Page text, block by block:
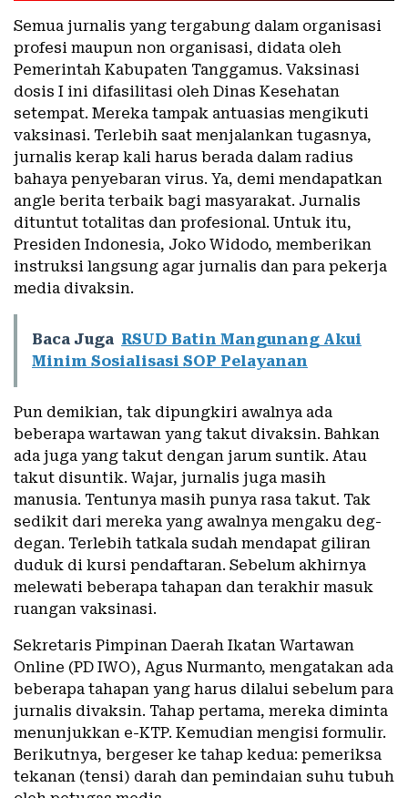
Semua jurnalis yang tergabung dalam organisasi
profesi maupun non organisasi, didata oleh
Pemerintah Kabupaten Tanggamus. Vaksinasi
dosis I ini difasilitasi oleh Dinas Kesehatan
setempat. Mereka tampak antuasias mengikuti
vaksinasi. Terlebih saat menjalankan tugasnya,
jurnalis kerap kali harus berada dalam radius
bahaya penyebaran virus. Ya, demi mendapatkan
angle berita terbaik bagi masyarakat. Jurnalis
dituntut totalitas dan profesional. Untuk itu,
Presiden Indonesia, Joko Widodo, memberikan
instruksi langsung agar jurnalis dan para pekerja
media divaksin.
Baca Juga RSUD Batin Mangunang Akui
Minim Sosialisasi SOP Pelayanan
Pun demikian, tak dipungkiri awalnya ada
beberapa wartawan yang takut divaksin. Bahkan
ada juga yang takut dengan jarum suntik. Atau
takut disuntik. Wajar, jurnalis juga masih
manusia. Tentunya masih punya rasa takut. Tak
sedikit dari mereka yang awalnya mengaku deg-
degan. Terlebih tatkala sudah mendapat giliran
duduk di kursi pendaftaran. Sebelum akhirnya
melewati beberapa tahapan dan terakhir masuk
ruangan vaksinasi.
Sekretaris Pimpinan Daerah Ikatan Wartawan
Online (PD IWO), Agus Nurmanto, mengatakan ada
beberapa tahapan yang harus dilalui sebelum para
jurnalis divaksin. Tahap pertama, mereka diminta
menunjukkan e-KTP. Kemudian mengisi formulir.
Berikutnya, bergeser ke tahap kedua: pemeriksa
tekanan (tensi) darah dan pemindaian suhu tubuh